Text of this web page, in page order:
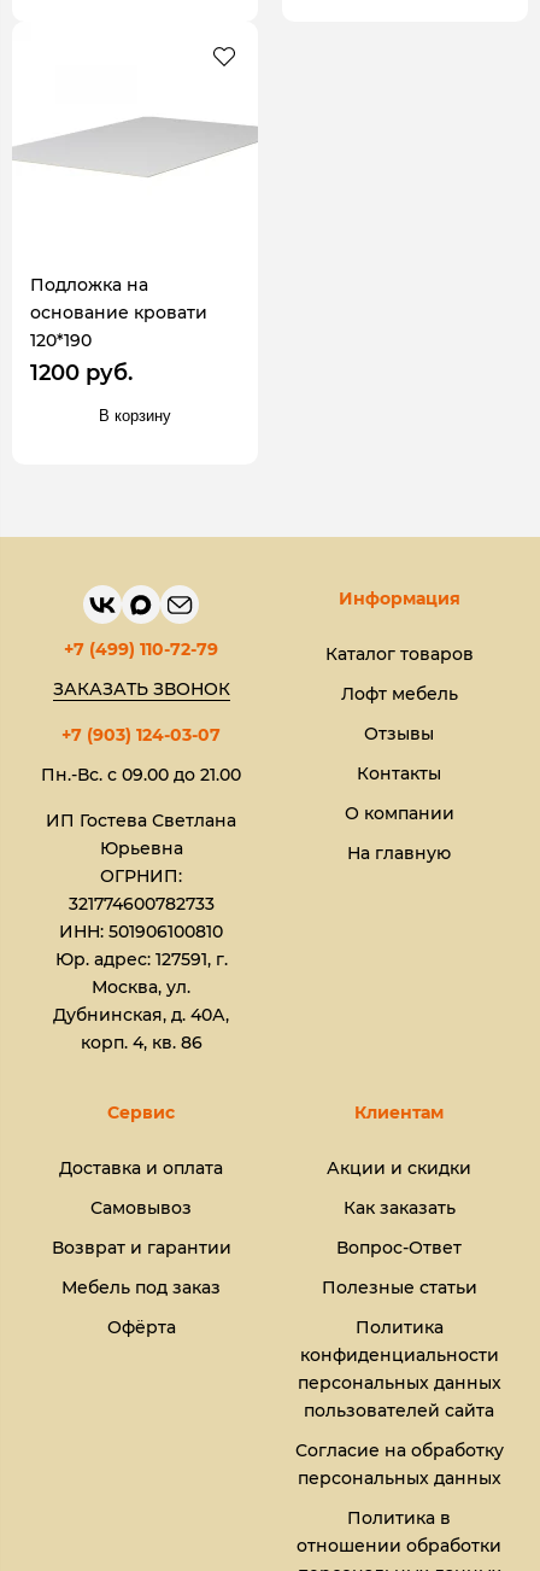
Подложка на
основание кровати
120*190
1200 руб.
В корзину
+7 (499) 110-72-79
ЗАКАЗАТЬ ЗВОНОК
+7 (903) 124-03-07
Пн.-Вс. с 09.00 до 21.00
ИП Гостева Светлана
Юрьевна​
ОГРНИП:
321774600782733
ИНН: 501906100810
Юр. адрес: 127591, г.
Москва, ул.
Дубнинская, д. 40А,
корп. 4, кв. 86
Информация
Каталог товаров
Лофт мебель
Отзывы
Контакты
О компании
На главную
Сервис
Доставка и оплата
Самовывоз
Возврат и гарантии
Мебель под заказ
Офёрта
Клиентам
Акции и скидки
Как заказать
Вопрос-Ответ
Полезные статьи
Политика
конфиденциальности
персональных данных
пользователей сайта
Согласие на обработку
персональных данных
Политика в
отношении обработки